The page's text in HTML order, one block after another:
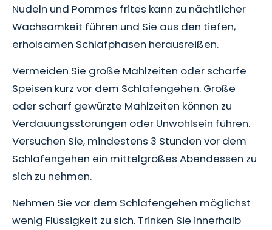
Nudeln und Pommes frites kann zu nächtlicher
Wachsamkeit führen und Sie aus den tiefen,
erholsamen Schlafphasen herausreißen.
Vermeiden Sie große Mahlzeiten oder scharfe
Speisen kurz vor dem Schlafengehen. Große
oder scharf gewürzte Mahlzeiten können zu
Verdauungsstörungen oder Unwohlsein führen.
Versuchen Sie, mindestens 3 Stunden vor dem
Schlafengehen ein mittelgroßes Abendessen zu
sich zu nehmen.
Nehmen Sie vor dem Schlafengehen möglichst
wenig Flüssigkeit zu sich. Trinken Sie innerhalb